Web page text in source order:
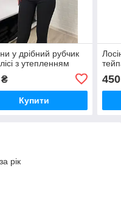
у дрібний рубчик
з утепленням
Купити
450
рік